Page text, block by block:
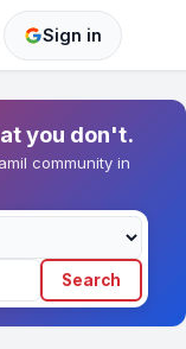
Sign in
you don't.
community in
Search